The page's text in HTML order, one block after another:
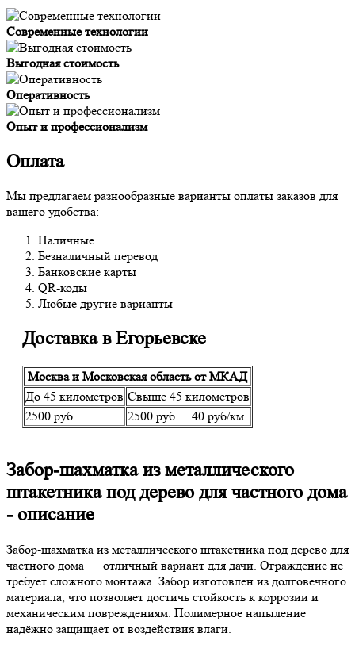
Современные технологии
Выгодная стоимость
Оперативность
Опыт и профессионализм
Оплата
Мы предлагаем разнообразные варианты оплаты заказов для
вашего удобства:
Наличные
Безналичный перевод
Банковские карты
QR-коды
Любые другие варианты
Доставка в Егорьевске
Москва и Московская область от МКАД
До 45 километров Свыше 45 километров
2500 руб.
2500 руб. + 40 руб/км
Забор-шахматка из металлического
штакетника под дерево для частного дома
- описание
Забор-шахматка из металлического штакетника под дерево для
частного дома — отличный вариант для дачи. Ограждение не
требует сложного монтажа. Забор изготовлен из долговечного
материала, что позволяет достичь стойкость к коррозии и
механическим повреждениям. Полимерное напыление
надёжно защищает от воздействия влаги.